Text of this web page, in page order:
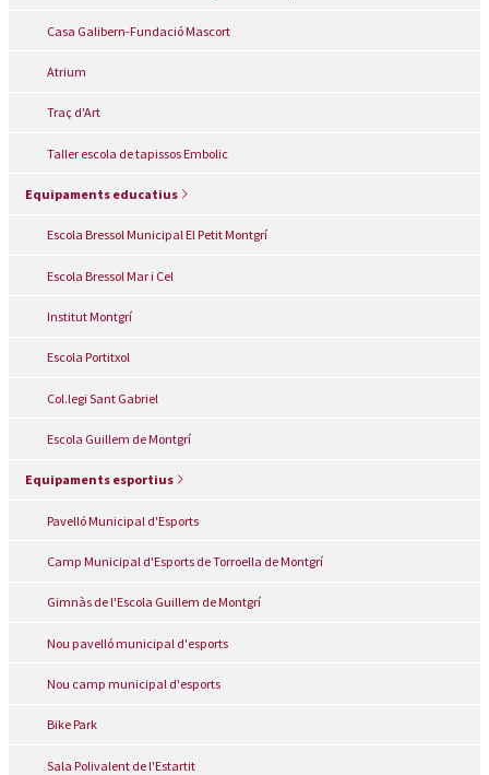
Casa Galibern-Fundació Mascort
Atrium
Traç d'Art
Taller escola de tapissos Embolic
Equipaments educatius
Escola Bressol Municipal El Petit Montgrí
Escola Bressol Mar i Cel
Institut Montgrí
Escola Portitxol
Col.legi Sant Gabriel
Escola Guillem de Montgrí
Equipaments esportius
Pavelló Municipal d'Esports
Camp Municipal d'Esports de Torroella de Montgrí
Gimnàs de l'Escola Guillem de Montgrí
Nou pavelló municipal d'esports
Nou camp municipal d'esports
Bike Park
Sala Polivalent de l'Estartit